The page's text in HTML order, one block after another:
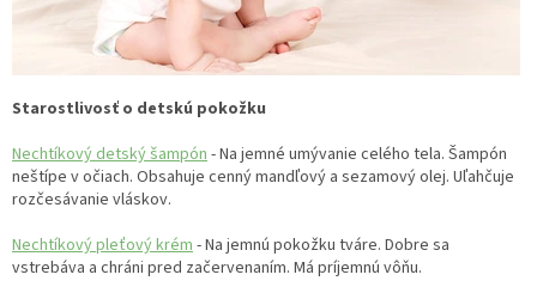
Starostlivosť o detskú pokožku
Nechtíkový detský šampón - Na jemné umývanie celého tela. Šampón
neštípe v očiach. Obsahuje cenný mandľový a sezamový olej. Uľahčuje
rozčesávanie vláskov.
Nechtíkový pleťový krém - Na jemnú pokožku tváre. Dobre sa
vstrebáva a chráni pred začervenaním. Má príjemnú vôňu.